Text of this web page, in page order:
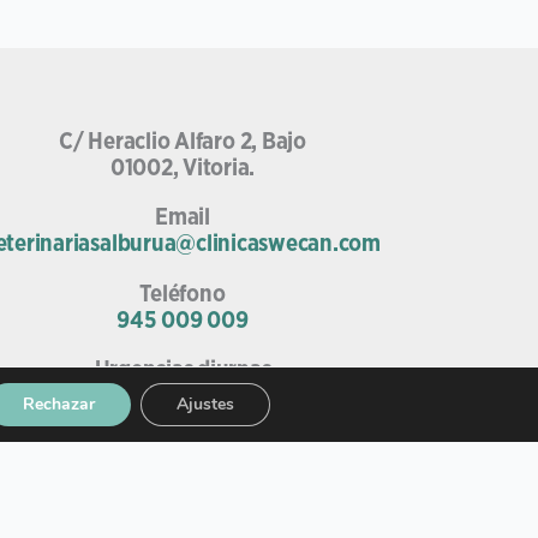
C/ Heraclio Alfaro 2, Bajo
01002, Vitoria.
Email
Teléfono
945 009 009
Urgencias diurnas
685 75 67 52
Rechazar Ajustes